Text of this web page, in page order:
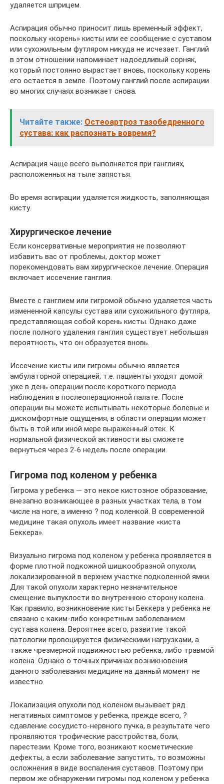
удаляется шприцем.
Аспирация обычно приносит лишь временный эффект,
поскольку «корень» кисты или ее сообщение с суставом
или сухожильным футляром никуда не исчезает. Ганглий
в этом отношении напоминает надоедливый сорняк,
который постоянно вырастает вновь, поскольку корень
его остается в земле. Поэтому ганглий после аспирации
во многих случаях возникает снова.
Читайте также: Остеоартроз тазобедренного
сустава: как распознать вовремя?
Аспирация чаще всего выполняется при ганглиях,
расположенных на тыле запястья.
Во время аспирации удаляется жидкость, заполняющая
кисту.
Хирургическое лечение
Если консервативные мероприятия не позволяют
избавить вас от проблемы, доктор может
порекомендовать вам хирургическое лечение. Операция
включает иссечение ганглия.
Вместе с ганглием или гигромой обычно удаляется часть
измененной капсулы сустава или сухожильного футляра,
представляющая собой корень кисты. Однако даже
после полного удаления ганглия существует небольшая
вероятность, что он образуется вновь.
Иссечение кисты или гигромы обычно является
амбулаторной операцией, т.е. пациенты уходят домой
уже в день операции после короткого периода
наблюдения в послеоперационной палате. После
операции вы можете испытывать некоторые болевые и
дискомфортные ощущения, в области операции может
быть в той или иной мере выраженный отек. К
нормальной физической активности вы сможете
вернуться через 2-6 недель после операции.
Гигрома под коленом у ребенка
Гигрома у ребенка — это некое кистозное образование,
внезапно возникающее в разных участках тела, в том
числе на ноге, а именно ? под коленкой. В современной
медицине такая опухоль имеет название «киста
Беккера».
Визуально гигрома под коленом у ребенка проявляется в
форме плотной подкожной шишкообразной опухоли,
локализированной в верхнем участке подколенной ямки.
Для такой опухоли характерно незначительное
смещение выпуклости во внутреннюю сторону колена.
Как правило, возникновение кисты Беккера у ребенка не
связано с каким-либо конкретным заболеванием
сустава колена. Вероятнее всего, развитие такой
патологии провоцируется физическими нагрузками, а
также чрезмерной подвижностью ребенка, либо травмой
колена. Однако о точных причинах возникновения
данного заболевания медицине на данный момент не
известно.
Локализация опухоли под коленом вызывает ряд
негативных симптомов у ребенка, прежде всего, ?
сдавление сосудисто-нервного пучка, в результате чего
проявляются трофические расстройства, боли,
парестезии. Кроме того, возникают косметические
дефекты, а если заболевание запустить, то возможны
осложнения в виде воспаления суставов. Поэтому при
первом же обнаружении гигромы под коленом у ребенка